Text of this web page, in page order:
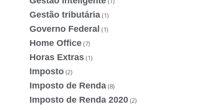
Gestão tributária (1)
Governo Federal (1)
Home Office (7)
Horas Extras (1)
Imposto (2)
Imposto de Renda (8)
Imposto de Renda 2020 (2)